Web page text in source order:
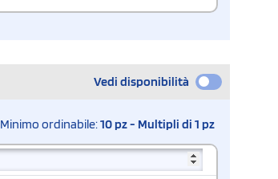
Vedi disponibilità
Minimo ordinabile:10 pz - Multipli di 1 pz